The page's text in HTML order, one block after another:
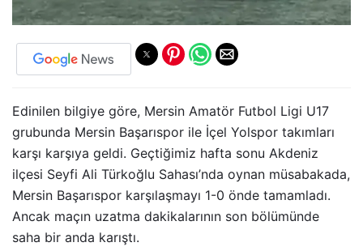
Edinilen bilgiye göre, Mersin Amatör Futbol Ligi U17
grubunda Mersin Başarıspor ile İçel Yolspor takımları
karşı karşıya geldi. Geçtiğimiz hafta sonu Akdeniz
ilçesi Seyfi Ali Türkoğlu Sahası’nda oynan müsabakada,
Mersin Başarıspor karşılaşmayı 1-0 önde tamamladı.
Ancak maçın uzatma dakikalarının son bölümünde
saha bir anda karıştı.